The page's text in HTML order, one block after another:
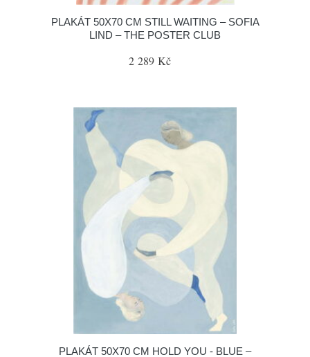
PLAKÁT 50X70 CM STILL WAITING – SOFIA
LIND – THE POSTER CLUB
2 289 Kč
PLAKÁT 50X70 CM HOLD YOU - BLUE –